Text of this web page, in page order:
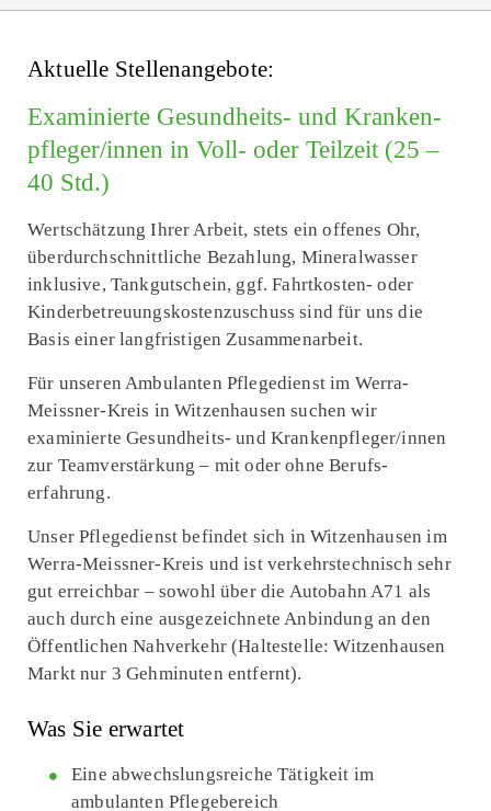
Aktuelle Stellenangebote:
Examinierte Gesund­heits- und Kranken­
pfleger/innen in Voll- oder Teilzeit (25 –
40 Std.)
Wert­schätzung Ihrer Arbeit, stets ein offenes Ohr,
überdurchschnittliche Bezahlung, Mineralwasser
inklusive, Tankgutschein, ggf. Fahrt­kosten- oder
Kinderbetreuungs­kostenzuschuss sind für uns die
Basis einer langfristigen Zusammen­arbeit.
Für unseren Ambulanten Pflegedienst im Werra-
Meissner-Kreis in Witzenhausen suchen wir
examinierte Gesundheits- und Kranken­pfleger/innen
zur Teamverstärkung – mit oder ohne Berufs­
erfahrung.
Unser Pflegedienst befindet sich in Witzenhausen im
Werra-Meissner-Kreis und ist verkehrstechnisch sehr
gut erreichbar – sowohl über die Autobahn A71 als
auch durch eine ausgezeichnete Anbindung an den
Öffentlichen Nahverkehr (Haltestelle: Witzen­hausen
Markt nur 3 Gehminuten entfernt).
Was Sie erwartet
Eine abwechslungsreiche Tätigkeit im
ambulanten Pflegebereich